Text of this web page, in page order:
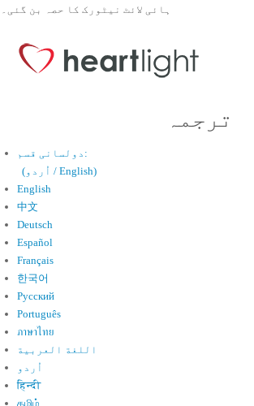
ہائی لائٹ نیٹورک کا حصہ بن گئی۔
ترجمہ
دولسانی قسم:
(اُردو / English)
English
中文
Deutsch
Español
Français
한국어
Русский
Português
ภาษาไทย
اللغة العربية
اُردو
हिन्दी
தமிழ்